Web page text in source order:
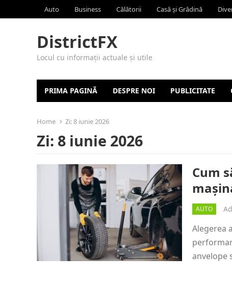
Auto Business Călătorii Casă și Grădină
DistrictFX
Locul cu informații actuale și utile
PRIMA PAGINĂ DESPRE NOI PUBLICITATE
Home Zi:8 iunie 2026
Zi: 8 iunie 2026
Cum
AUTO
Alegerea
anvelope